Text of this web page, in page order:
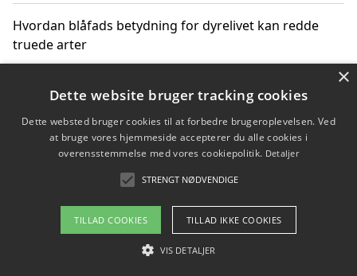
Hvordan blåfads betydning for dyrelivet kan redde
truede arter
Hvordan kan gaver til unge voksne støtte bevarelsen
Copyright 2026 - Pilanto Aps
Om / kontakt
Blog Betingelser
×
Dette website bruger tracking cookies
Dette websted bruger cookies til at forbedre brugeroplevelsen. Ved
at bruge vores hjemmeside accepterer du alle cookies i
overensstemmelse med vores cookiepolitik. Detaljer
STRENGT NØDVENDIGE
TILLAD COOKIES TILLAD IKKE COOKIES
VIS DETALJER